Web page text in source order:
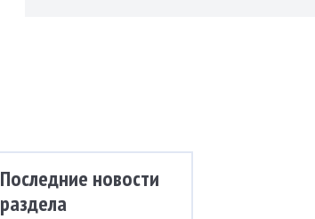
Последние новости
раздела